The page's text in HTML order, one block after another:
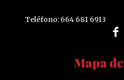
Teléfono: 664 681 6913
Mapa